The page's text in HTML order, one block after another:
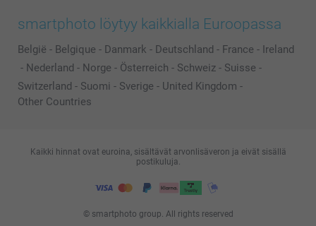
smartphoto löytyy kaikkialla Euroopassa
België - Belgique - Danmark - Deutschland - France - Ireland
- Nederland - Norge - Österreich - Schweiz - Suisse -
Switzerland - Suomi - Sverige - United Kingdom -
Other Countries
© smartphoto group. All rights reserved
Kaikki hinnat ovat euroina, sisältävät arvonlisäveron ja eivät sisällä
postikuluja.